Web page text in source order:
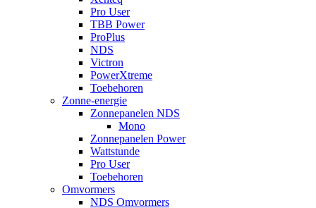
Pro User
TBB Power
ProPlus
NDS
Victron
PowerXtreme
Toebehoren
Zonne-energie
Zonnepanelen NDS
Mono
Zonnepanelen Power
Wattstunde
Pro User
Toebehoren
Omvormers
NDS Omvormers